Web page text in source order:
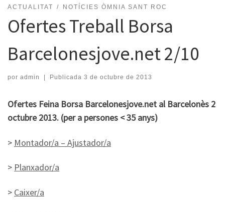
ACTUALITAT NOTÍCIES ÒMNIA SANT ROC
Ofertes Treball Borsa
Barcelonesjove.net 2/10
por admin Publicada 3 de octubre de 2013
Ofertes Feina Borsa Barcelonesjove.net al Barcelonès 2
octubre 2013. (per a persones < 35 anys)
> Montador/a – Ajustador/a
> Planxador/a
> Caixer/a